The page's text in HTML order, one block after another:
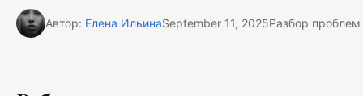
Автор: Елена ИльинаSeptember 11, 2025Разбор проблем